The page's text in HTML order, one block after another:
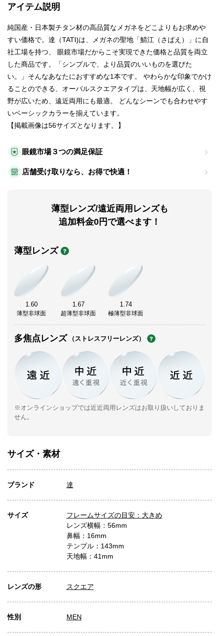
眼鏡市場３つの満足保証
店舗受け取りなら、お得で快適！
薄型レンズ/遠近両用レンズも
追加料金0円で選べます！
薄型レンズ
1.60
薄型非球面
1.67
超薄型非球面
1.74
極薄型非球面
多焦点レンズ （ストレスフリーレンズ）
※オンラインショップでは近近両用レンズはお取り扱いしておりま
せん。
アイテム説明
純国産・日本製チタン材の高品質なメガネをどこよりもお求めや
すい価格で。達（TATI)は、メガネの聖地「鯖江（さばえ）」に自
社工場を持つ、 眼鏡市場だからこそ実現できた価格と品質を両立
した商品です。「シンプルで、より品質のいいものを選びた
い。」そんなあなたにおすすめな1本です。 やわらかな印象でかけ
ることのできる、オーバルスクエアタイプは、天地幅が広く、視
野が広いため、遠近両用にも最適。 どんなシーンでも合わせやす
いベーシックカラーを揃えています。
【掲載画像は56サイズとなります。】
サイズ・素材
ブランド 達
サイズ
フレームサイズの目安：大きめ
レンズ横幅：56mm
鼻幅：16mm
テンプル：143mm
天地幅：41mm
レンズの形 スクエア
性別 MEN